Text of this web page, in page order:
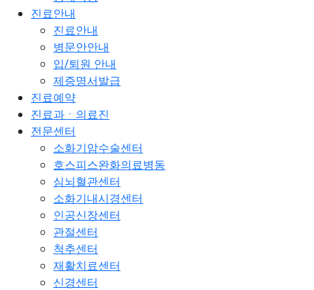
진료안내
진료안내
병문안안내
입/퇴원 안내
제증명서발급
진료예약
진료과ㆍ의료진
전문센터
소화기암수술센터
호스피스완화의료병동
심뇌혈관센터
소화기내시경센터
인공신장센터
관절센터
척추센터
재활치료센터
신경센터